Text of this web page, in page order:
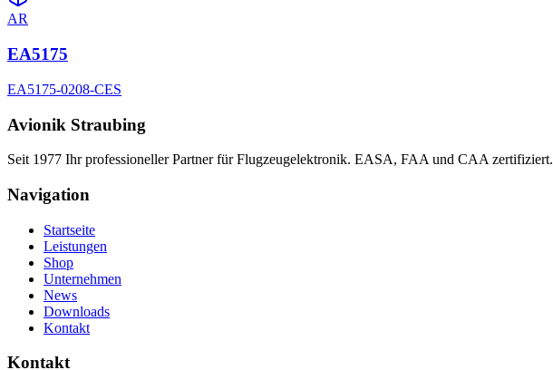
AR
EA5175
EA5175-0208-CES
Avionik Straubing
Seit 1977 Ihr professioneller Partner für Flugzeugelektronik. EASA, FAA und CAA zertifiziert.
Navigation
Startseite
Leistungen
Shop
Unternehmen
News
Downloads
Kontakt
Kontakt